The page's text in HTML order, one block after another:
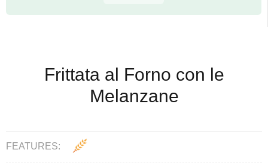
Frittata al Forno con le
Melanzane
FEATURES: